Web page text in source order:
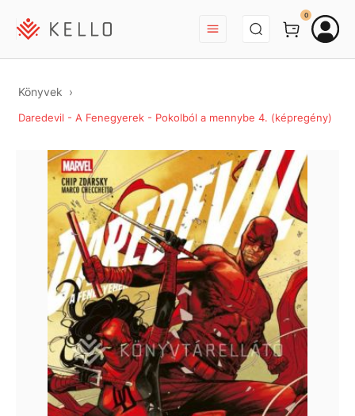
BEJELENTKEZÉS
0
Könyvek
Daredevil - A Fenegyerek - Pokolból a mennybe 4. (képregény)